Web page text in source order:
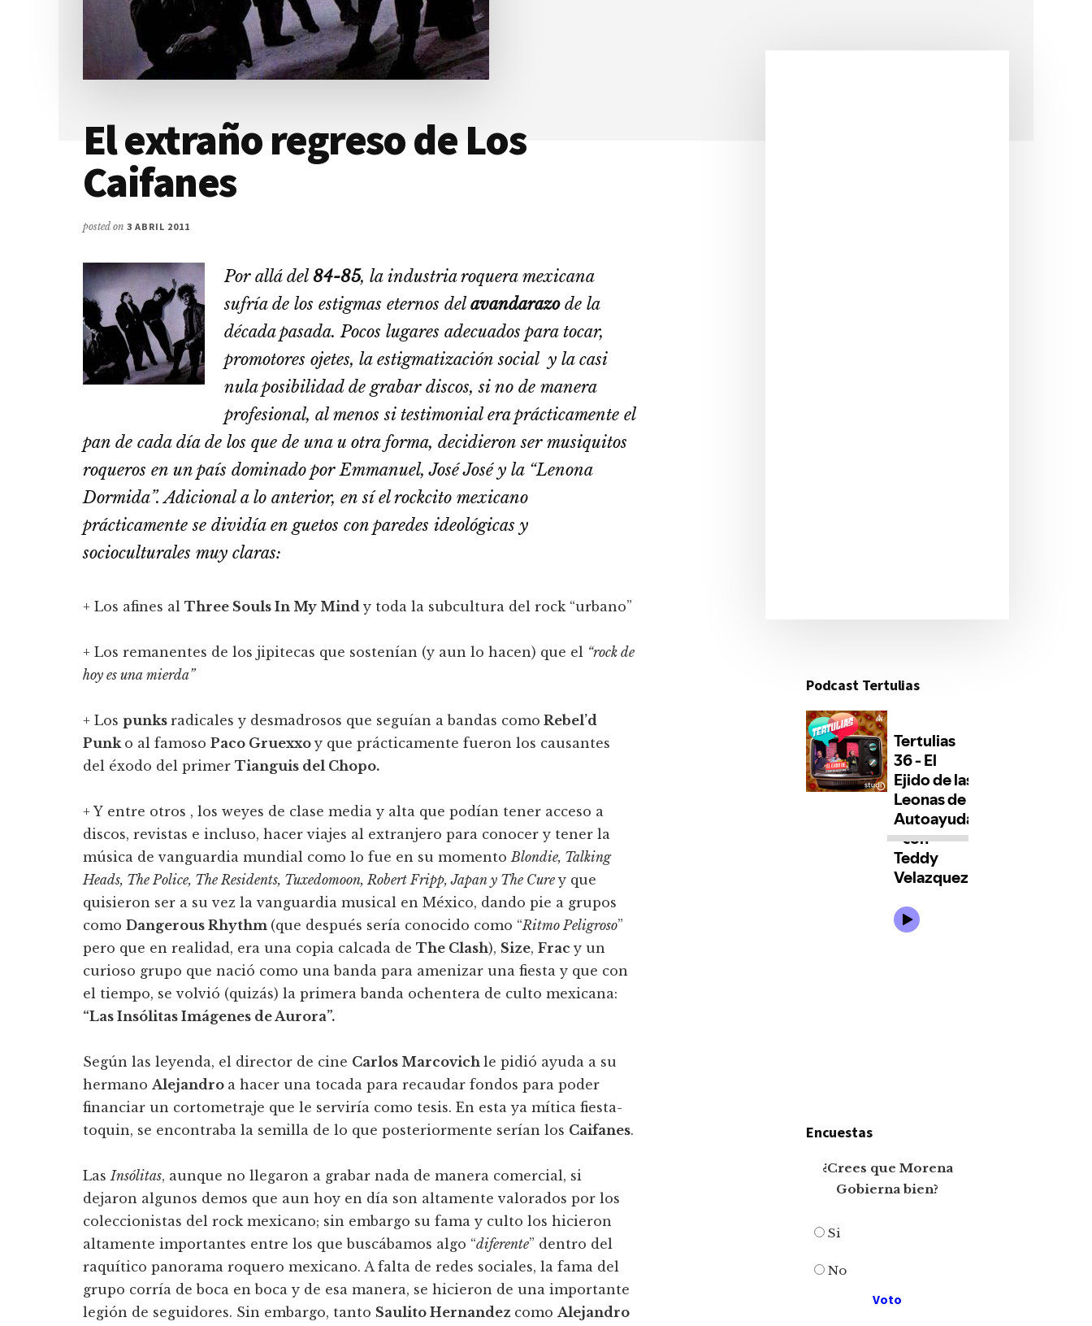
El extraño regreso de Los
Caifanes
posted on 3 ABRIL 2011
Por allá del 84-85, la industria roquera mexicana
sufría de los estigmas eternos del avandarazo de la
década pasada. Pocos lugares adecuados para tocar,
promotores ojetes, la estigmatización social y la casi
nula posibilidad de grabar discos, si no de manera
profesional, al menos si testimonial era prácticamente el
pan de cada día de los que de una u otra forma, decidieron ser musiquitos
roqueros en un país dominado porEmmanuel, José Joséy la “Lenona
Dormida”. Adicional a lo anterior, en sí el rockcito mexicano
prácticamente se dividía en guetos con paredes ideológicas y
socioculturales muy claras:
+ Los afines al Three Souls In My Mindy toda la subcultura del rock “urbano”
+ Los remanentes de los jipitecas que sostenían (y aun lo hacen) que el “rock de
hoy es una mierda”
+ Los punks radicales y desmadrosos que seguían a bandas como Rebel’d
Punk o al famoso Paco Gruexxoy que prácticamente fueron los causantes
del éxodo del primer Tianguis del Chopo.
+ Y entre otros , los weyes de clase media y alta que podían tener acceso a
discos, revistas e incluso, hacer viajes al extranjero para conocer y tener la
música de vanguardia mundial como lo fue en su momentoBlondie, Talking
Heads, The Police, The Residents, Tuxedomoon, Robert Fripp, Japan y The Curey que
quisieron ser a su vez la vanguardia musical en México, dando pie a grupos
como Dangerous Rhythm (que después sería conocido como “Ritmo Peligroso”
pero que en realidad, era una copia calcada de The Clash), Size, Fracy un
curioso grupo que nació como una banda para amenizar una fiesta y que con
el tiempo, se volvió (quizás) la primera banda ochentera de culto mexicana:
“Las Insólitas Imágenes de Aurora”.
Según las leyenda, el director de cine Carlos Marcovich le pidió ayuda a su
hermano Alejandro a hacer una tocada para recaudar fondos para poder
financiar un cortometraje que le serviría como tesis. En esta ya mítica fiesta-
toquin, se encontraba la semilla de lo que posteriormente serían los Caifanes.
LasInsólitas, aunque no llegaron a grabar nada de manera comercial, si
dejaron algunos demos que aun hoy en día son altamente valorados por los
coleccionistas del rock mexicano; sin embargo su fama y culto los hicieron
altamente importantes entre los que buscábamos algo “diferente” dentro del
raquítico panorama roquero mexicano. A falta de redes sociales, la fama del
grupo corría de boca en boca y de esa manera, se hicieron de una importante
legión de seguidores. Sin embargo, tanto Saulito Hernandez como Alejandro
Podcast Tertulias
Encuestas
¿Crees que Morena
Gobierna bien?
Si
No